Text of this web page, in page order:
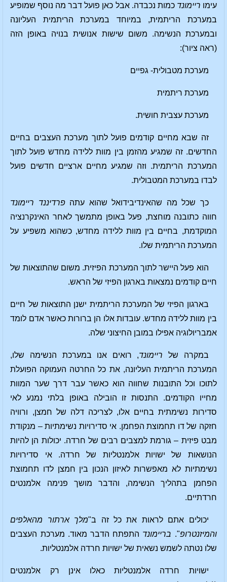
עימו ריימונד כמות נכבדה. אבל כאן פועל דבר מה נוסף שמופיע
במערכת הריתמית, במיוחד במערכת הריתמית העליונה
ובמערכת הנשימה. משום שישות אנושית בנויה באופן הזה
(ראה ציור):
מערכת מטבולית- גפיים
מערכת ריתמית
מערכת עצבית חושית.
זה שבא מחיים קודמים פועל לתוך מערכת העצבים בחיים
החדשים. זה שמגיע מהזמן בין מוות ללידה מחדש פועל לתוך
המערכת הריתמית. וזה שמגיע מחיים ארציים חדשים פועל
לבדו במערכת המטבולית.
כך שכל מה שהאינדיבידואל שהוא עתהפרדיננד ריימונד
חווה כתובנה מוחצת, פעל באופן מתמשך לאחר האינקרנציה
המוקדמת, בחיים בין מוות ללידה מחדש, כשהוא משפיע על
המערכת הריתמית שלו.
הוא פעל היישר לתוך המערכת הפיזית. משום שהתוצאות של
חיים קודמים נמצאות בארגון הפיזי של הראש.
בארגון הפיזי של המערכת הריתמית ישנן התוצאות של חיים
בין מוות ללידה מחדש. עובדות אלו הן ברורות כאשר אדם לומד
אמבריולוגיה אפילו במובן החיצוני שלה.
במקרה של ריימונד, רואים אנו במערכת הנשימה שלו,
המערכת הריתמית העליונה, את כל החרטה העמוקה הפועלת
לתוכו וכל התובנות שחווה הוא כאשר עבר דרך שער המוות
מחייו הקודמים. התנסות זו הובילה באופן בלתי נמנע לאי
סדירות נשימתית בחיים אלו, לצריכה דלה של חמצן, ורוויה
חזקה של דו תחמוצת הפחמן. אי סדירויות נשימתיות – מנקודת
מבט פיזית – גורמת למצבים רבים של חרדה. יכולות הן להיות
הנושאות של ישויות אלמנטליות של חרדה. אי סדירויות
נשימתיות לא מאפשרות לאיזון הנכון בין חמצן לדו תחמוצת
הפחמן בתהליך הנשימה, והדבר מושך פנימה אלמנטים
חרדתיים.
יכולים אתם לראות את כל זה ב"מלך ארתור מהאלפים
והמיזנטרופ". בריימונד התפתח הדבר מאוד. מערכת העצבים
שלו נטתה לשמש נשאית של ישויות חרדה אלמנטליות.
ישויות חרדה אלמנטליות כאלו אינן רק אלמנטים